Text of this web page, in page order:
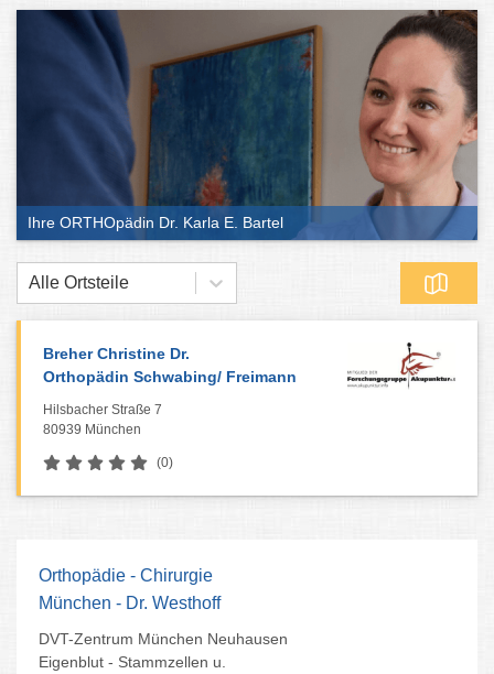
Ihre ORTHOpädin Dr. Karla E. Bartel
Alle Ortsteile
Breher Christine Dr.
Orthopädin Schwabing/ Freimann
Hilsbacher Straße 7
80939 München
(0)
Orthopädie - Chirurgie
München - Dr. Westhoff
DVT-Zentrum München Neuhausen
Eigenblut - Stammzellen u.